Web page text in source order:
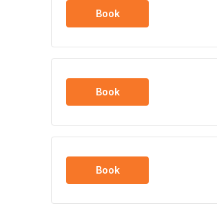
Book
Book
Book